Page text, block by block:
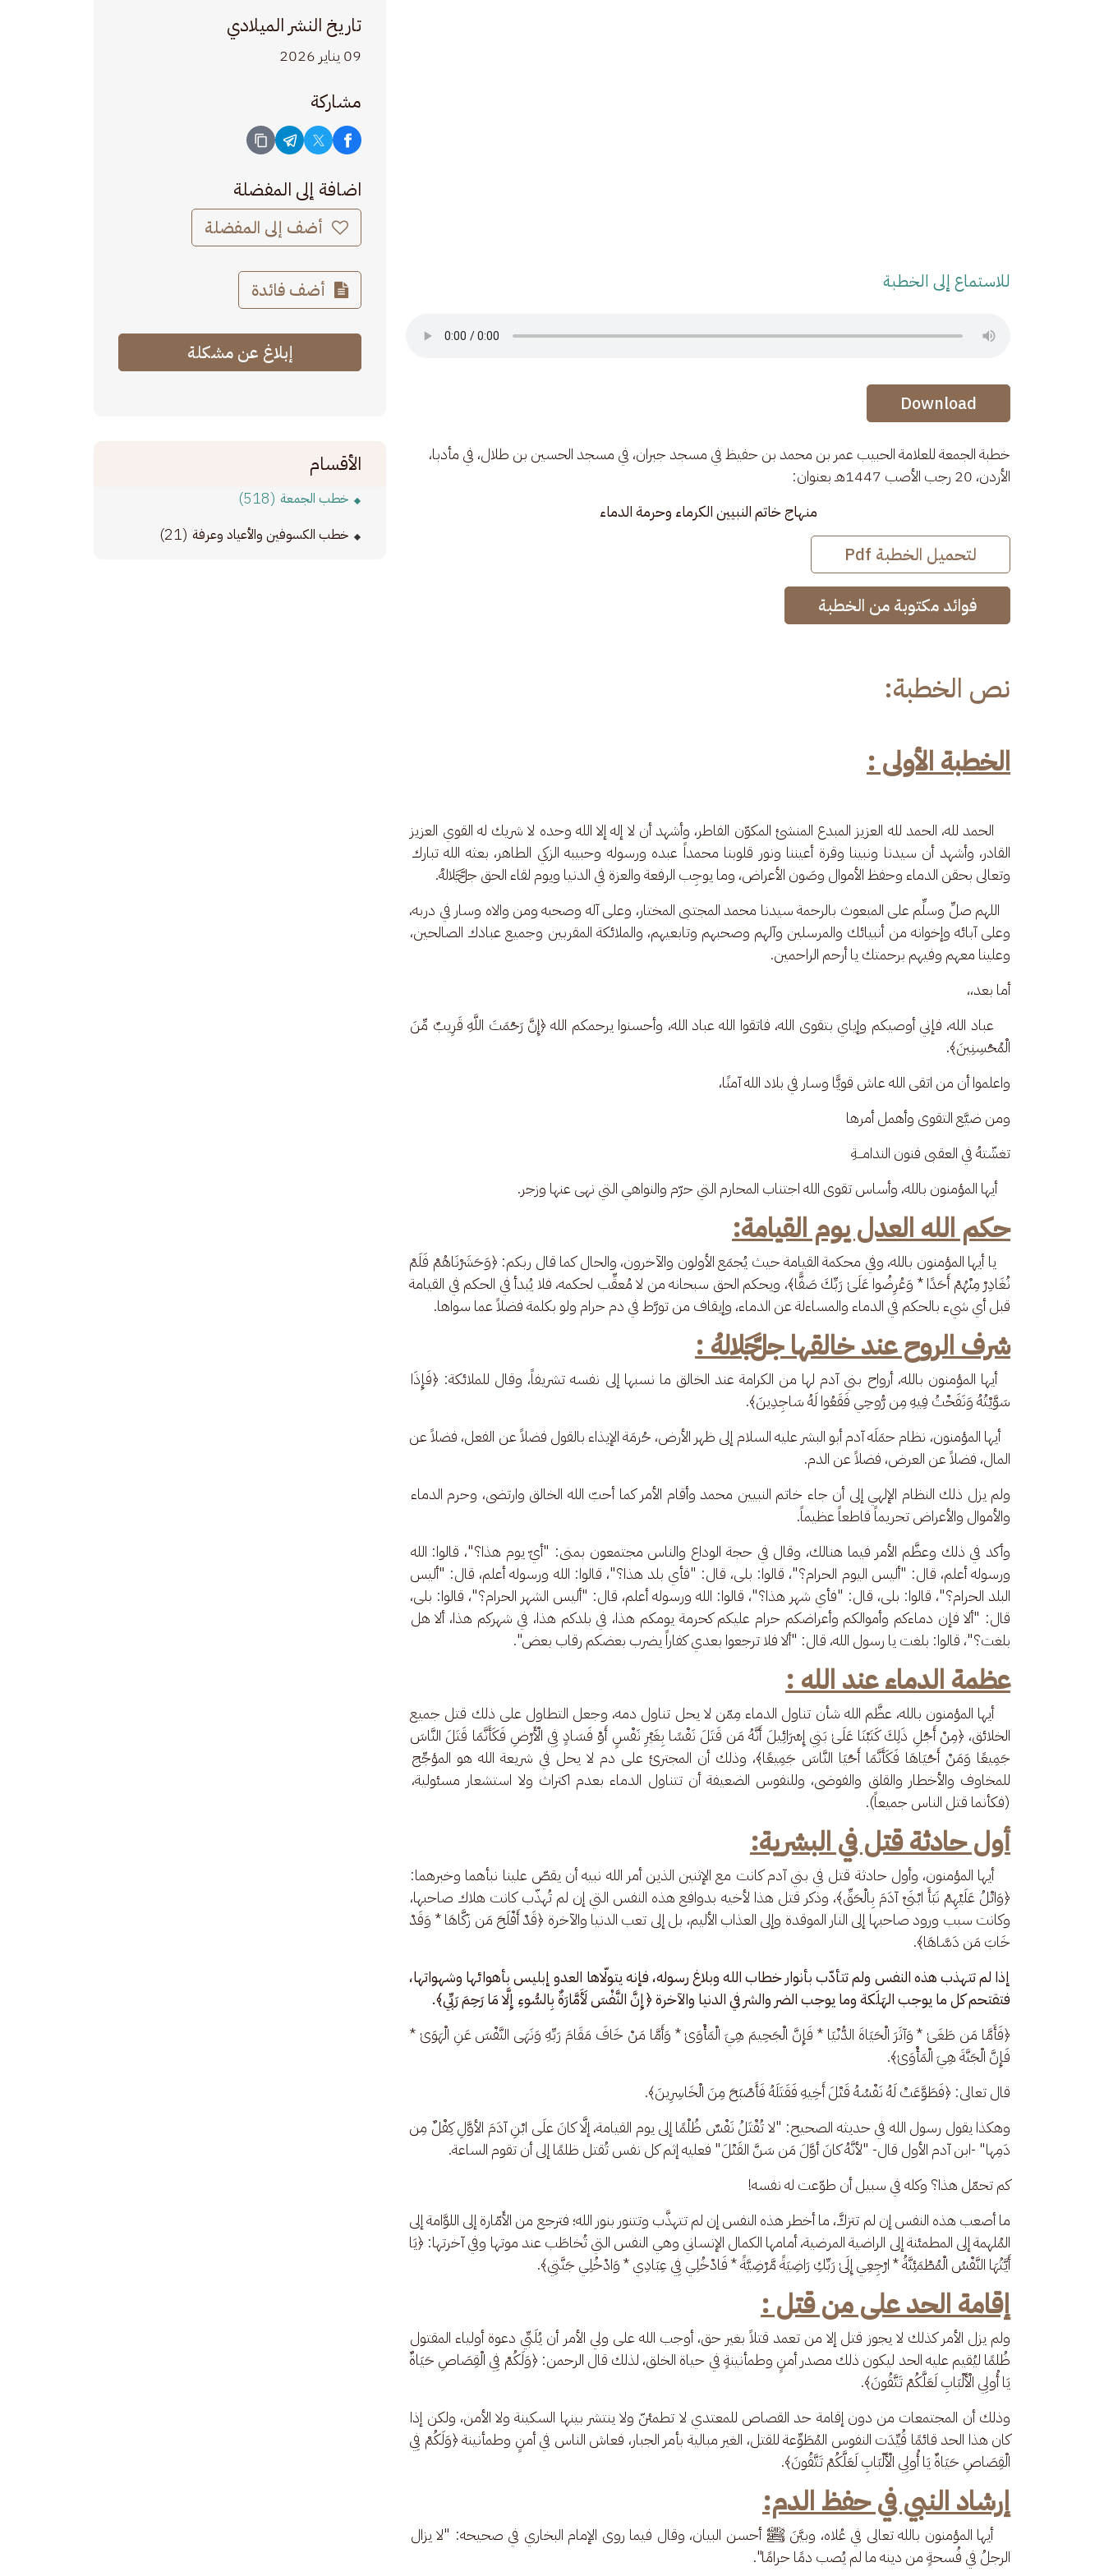
للاستماع إلى الخطبة
Audio Stream
Audio Stream
Download
خطبة الجمعة للعلامة الحبيب عمر بن محمد بن حفيظ في مسجد جبران، في مسجد الحسين بن طلال، في مأدبا،
الأردن، 20 رجب الأصب 1447هـ بعنوان:
منهاج خاتم النبيين الكرماء وحرمة الدماء
لتحميل الخطبة Pdf
فوائد مكتوبة من الخطبة
نص الخطبة:
الخطبة الأولى :
الحمد لله، الحمد لله العزيز المبدع المنشئ المكوّن الفاطر، وأشهد أن لا إله إلا الله وحده لا شريك له القوي العزيز
القادر، وأشهد أن سيدنا ونبينا وقرة أعيننا ونور قلوبنا محمداً عبده ورسوله وحبيبه الزكي الطاهر، بعثه الله تبارك
وتعالى بحقن الدماء وحفظ الأموال وصَون الأعراض، وما يوجِب الرفعة والعزة في الدنيا ويوم لقاء الحق ﷻ.
اللهم صلِّ وسلِّم على المبعوث بالرحمة سيدنا محمد المجتبى المختار، وعلى آله وصحبه ومن والاه وسار في دربه،
وعلى آبائه وإخوانه من أنبيائك والمرسلين وآلهم وصحبهم وتابعيهم، والملائكة المقربين وجميع عبادك الصالحين،
وعلينا معهم وفيهم برحمتك يا أرحم الراحمين.
أما بعد،،
عباد الله، فإني أوصيكم وإياي بتقوى الله، فاتقوا الله عباد الله، وأحسنوا يرحمكم الله ﴿إِنَّ رَحْمَتَ اللَّهِ قَرِيبٌ مِّنَ
الْمُحْسِنِينَ﴾.
واعلموا أن من اتقى الله عاش قويًّا وسار في بلاد الله آمنًا،
ومن ضيَّع التقوى وأهمل أمرها
تغشّتهُ في العقبى فنون الندامـــةِ
أيها المؤمنون بالله، وأساس تقوى الله اجتناب المحارم التي حرّم والنواهي التي نهى عنها وزجر.
حكم الله العدل يوم القيامة:
يا أيها المؤمنون بالله، وفي محكمة القيامة حيث يُجمَع الأولون والآخرون، والحال كما قال ربكم: ﴿وَحَشَرْنَاهُمْ فَلَمْ
نُغَادِرْ مِنْهُمْ أَحَدًا * وَعُرِضُوا عَلَىٰ رَبِّكَ صَفًّا﴾، ويحكم الحق سبحانه من لا مُعقِّب لحكمه، فلا يُبدأ في الحكم في القيامة
قبل أي شيء بالحكم في الدماء والمساءلة عن الدماء، وإيقاف من تورَّط في دم حرام ولو بكلمة فضلاً عما سواها.
شرف الروح عند خالقها ﷻ :
أيها المؤمنون بالله، أرواح بني آدم لها من الكرامة عند الخالق ما نسبها إلى نفسه تشريفاً، وقال للملائكة: ﴿فَإِذَا
سَوَّيْتُهُ وَنَفَخْتُ فِيهِ مِن رُّوحِي فَقَعُوا لَهُ سَاجِدِينَ﴾.
أيها المؤمنون، نظام حمَلَه آدم أبو البشر عليه السلام إلى ظهر الأرض، حُرمَة الإيذاء بالقول فضلاً عن الفعل، فضلاً عن
المال، فضلاً عن العرض، فضلاً عن الدم.
ولم يزل ذلك النظام الإلهي إلى أن جاء خاتم النبيين محمد وأقام الأمر كما أحبّ الله الخالق وارتضى، وحرم الدماء
والأموال والأعراض تحريماً قاطعاً عظيماً.
وأكد في ذلك وعظَّم الأمر فيما هنالك، وقال في حجة الوداع والناس مجتمعون بمنى: "أيّ يوم هذا؟"، قالوا: الله
ورسوله أعلم، قال: "أليس اليوم الحرام؟"، قالوا: بلى، قال: "فأي بلد هذا؟"، قالوا: الله ورسوله أعلم، قال: "أليس
البلد الحرام؟"، قالوا: بلى، قال: "فأي شهر هذا؟"، قالوا: الله ورسوله أعلم، قال: "أليس الشهر الحرام؟"، قالوا: بلى،
قال: "ألا فإن دماءكم وأموالكم وأعراضكم حرام عليكم كحرمة يومكم هذا، في بلدكم هذا، في شهركم هذا، ألا هل
بلغت؟"، قالوا: بلغت يا رسول الله، قال: "ألا فلا ترجعوا بعدي كفاراً يضرب بعضكم رقاب بعض".
عظمة الدماء عند الله :
أيها المؤمنون بالله، عظَّم الله شأن تناول الدماء مِمّن لا يحل تناول دمه، وجعل التطاول على ذلك قتل جميع
الخلائق، ﴿مِنْ أَجْلِ ذَلِكَ كَتَبْنَا عَلَىٰ بَنِي إِسْرَائِيلَ أَنَّهُ مَن قَتَلَ نَفْسًا بِغَيْرِ نَفْسٍ أَوْ فَسَادٍ فِي الْأَرْضِ فَكَأَنَّمَا قَتَلَ النَّاسَ
جَمِيعًا وَمَنْ أَحْيَاهَا فَكَأَنَّمَا أَحْيَا النَّاسَ جَمِيعًا﴾، وذلك أن المجترئ على دم لا يحل في شريعة الله هو المؤجِّج
للمخاوف والأخطار والقلق والفوضى، وللنفوس الضعيفة أن تتناول الدماء بعدم اكتراث ولا استشعار مسئولية،
(فكأنما قتل الناس جميعاً).
أول حادثة قتل في البشرية:
أيها المؤمنون، وأول حادثة قتل في بني آدم كانت مع الإثنين الذين أمر الله نبيه أن يقصّ علينا نبأهما وخبرهما:
﴿وَاتْلُ عَلَيْهِمْ نَبَأَ ابْنَيْ آدَمَ بِالْحَقِّ﴾، وذكر قتل هذا لأخيه بدوافع هذه النفس التي إن لم تُهذّب كانت هلاك صاحبها،
وكانت سبب ورود صاحبها إلى النار الموقدة وإلى العذاب الأليم، بل إلى تعب الدنيا والآخرة ﴿قَدْ أَفْلَحَ مَن زَكَّاهَا * وَقَدْ
خَابَ مَن دَسَّاهَا﴾.
إذا لم تتهذب هذه النفس ولم تتأدّب بأنوار خطاب الله وبلاغ رسوله، فإنه يتولّاها العدو إبليس بأهوائها وشهواتها،
فتقتحم كل ما يوجب الهَلَكة وما يوجب الضر والشر في الدنيا والآخرة ﴿إِنَّ النَّفْسَ لَأَمَّارَةٌ بِالسُّوءِ إِلَّا مَا رَحِمَ رَبِّي﴾.
﴿فَأَمَّا مَن طَغَىٰ * وَآثَرَ الْحَيَاةَ الدُّنْيَا * فَإِنَّ الْجَحِيمَ هِيَ الْمَأْوَىٰ * وَأَمَّا مَنْ خَافَ مَقَامَ رَبِّهِ وَنَهَى النَّفْسَ عَنِ الْهَوَىٰ *
فَإِنَّ الْجَنَّةَ هِيَ الْمَأْوَىٰ﴾.
قال تعالى: ﴿فَطَوَّعَتْ لَهُ نَفْسُهُ قَتْلَ أَخِيهِ فَقَتَلَهُ فَأَصْبَحَ مِنَ الْخَاسِرِينَ﴾.
وهكذا يقول رسول الله في حديثه الصحيح: "لا تُقْتَلُ نَفْسٌ ظُلْمًا إلى يوم القيامة، إلَّا كانَ علَى ابْنِ آدَمَ الأوَّلِ كِفْلٌ مِن
دَمِها" -ابن آدم الأول قال- "لأنَّهُ كانَ أوَّلَ مَن سَنَّ القَتْلَ" فعليه إثم كل نفس تُقتل ظلمًا إلى أن تقوم الساعة.
كم تحمّل هذا؟ وكله في سبيل أن طوّعت له نفسه!
ما أصعب هذه النفس إن لم تتزكَّ، ما أخطر هذه النفس إن لم تتهذَّب وتتنور بنور الله؛ فترجع من الأَمّارة إلى اللوَّامة إلى
المُلهمة إلى المطمئنة إلى الراضية المرضية، أمامها الكمال الإنساني وهي النفس التي تُخاطَب عند موتها وفي آخرتها: ﴿يَا
أَيَّتُهَا النَّفْسُ الْمُطْمَئِنَّةُ * ارْجِعِي إِلَىٰ رَبِّكِ رَاضِيَةً مَّرْضِيَّةً * فَادْخُلِي فِي عِبَادِي * وَادْخُلِي جَنَّتِي﴾.
إقامة الحد على من قتل :
ولم يزل الأمر كذلك لا يجوز قتل إلا من تعمد قتلاً بغير حق، أوجب الله على ولي الأمر أن يُلَبِّي دعوة أولياء المقتول
ظُلمًا ليُقيم عليه الحد ليكون ذلك مصدر أمنٍ وطمأنينةٍ في حياة الخلق، لذلك قال الرحمن: ﴿وَلَكُمْ فِي الْقِصَاصِ حَيَاةٌ
يَا أُولِي الْأَلْبَابِ لَعَلَّكُمْ تَتَّقُونَ﴾.
وذلك أن المجتمعات من دون إقامة حد القصاص للمعتدي لا تطمئنّ ولا ينتشر بينها السكينة ولا الأمن، ولكن إذا
كان هذا الحد قائمًا قُيِّدَت النفوس المُطَوِّعة للقتل، الغير مبالية بأمر الجبار، فعاش الناس في أمنٍ وطمأنينة ﴿وَلَكُمْ فِي
الْقِصَاصِ حَيَاةٌ يَا أُولِي الْأَلْبَابِ لَعَلَّكُمْ تَتَّقُونَ﴾.
إرشاد النبي في حفظ الدم:
أيها المؤمنون بالله تعالى في عُلاه، وبيَّنَ ﷺ أحسن البيان، وقال فيما روى الإمام البخاري في صحيحه: "لا يزال
الرجلُ في فُسحةٍ من دينه ما لم يُصب دمًا حرامًا".
تاريخ النشر الميلادي
09 يناير 2026
مشاركة
اضافة إلى المفضلة
أضف إلى المفضلة
أضف فائدة
إبلاغ عن مشكلة
الأقسام
خطب الجمعة (518)
خطب الكسوفين والأعياد وعرفة (21)